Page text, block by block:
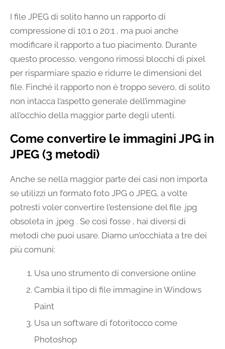
I file JPEG di solito hanno un rapporto di
compressione di 10:1 o 20:1 , ma puoi anche
modificare il rapporto a tuo piacimento. Durante
questo processo, vengono rimossi blocchi di pixel
per risparmiare spazio e ridurre le dimensioni del
file. Finché il rapporto non è troppo severo, di solito
non intacca l’aspetto generale dell’immagine
all’occhio della maggior parte degli utenti.
Come convertire le immagini JPG in
JPEG (3 metodi)
Anche se nella maggior parte dei casi non importa
se utilizzi un formato foto JPG o JPEG, a volte
potresti voler convertire l’estensione del file .jpg
obsoleta in .jpeg . Se così fosse , hai diversi di
metodi che puoi usare. Diamo un’occhiata a tre dei
più comuni:
Usa uno strumento di conversione online
Cambia il tipo di file immagine in Windows
Paint
Usa un software di fotoritocco come
Photoshop